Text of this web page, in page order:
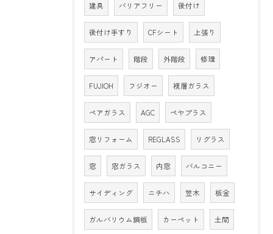
建具 バリアフリー 後付け
後付け手すり CFシート 上張り
アパート 階段 外階段 修理
FUJIOH フジオー 複層ガラス
ペアガラス AGC ペヤプラス
窓リフォーム REGLASS リグラス
窓 窓ガラス 内窓 バルコニー
サイディング ニチハ 笠木 板金
ガルバリウム鋼板 カーペット 土間